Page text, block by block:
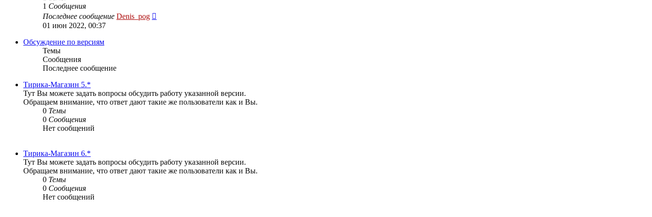
1 Сообщения
Последнее сообщение Denis_pog
01 июн 2022, 00:37
Обсуждение по версиям
Темы
Сообщения
Последнее сообщение
Тирика-Магазин 5.*
Тут Вы можете задать вопросы обсудить работу указанной версии.
Обращаем внимание, что ответ дают такие же пользователи как и Вы.
0 Темы
0 Сообщения
Нет сообщений
Тирика-Магазин 6.*
Тут Вы можете задать вопросы обсудить работу указанной версии.
Обращаем внимание, что ответ дают такие же пользователи как и Вы.
0 Темы
0 Сообщения
Нет сообщений